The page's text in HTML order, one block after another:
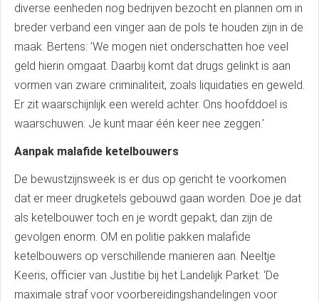
diverse eenheden nog bedrijven bezocht en plannen om in
breder verband een vinger aan de pols te houden zijn in de
maak. Bertens: ’We mogen niet onderschatten hoe veel
geld hierin omgaat. Daarbij komt dat drugs gelinkt is aan
vormen van zware criminaliteit, zoals liquidaties en geweld.
Er zit waarschijnlijk een wereld achter. Ons hoofddoel is
waarschuwen: Je kunt maar één keer nee zeggen.’
Aanpak malafide ketelbouwers
De bewustzijnsweek is er dus op gericht te voorkomen
dat er meer drugketels gebouwd gaan worden. Doe je dat
als ketelbouwer toch en je wordt gepakt, dan zijn de
gevolgen enorm. OM en politie pakken malafide
ketelbouwers op verschillende manieren aan. Neeltje
Keeris, officier van Justitie bij het Landelijk Parket: ‘De
maximale straf voor voorbereidingshandelingen voor